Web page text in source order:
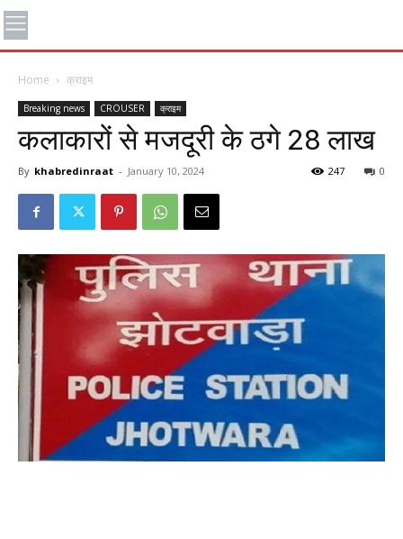
Home क्राइम
Breaking news CROUSER क्राइम
कलाकारों से मजदूरी के ठगे 28 लाख
By khabredinraat - January 10, 2024 0
247